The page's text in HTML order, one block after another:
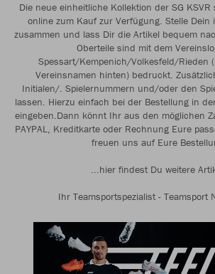
Die neue einheitliche Kollektion der SG
online zum Kauf zur Verfügung. Stelle Dein
zusammen und lass Dir die Artikel bequem
Oberteile sind mit dem
Spessart/Kempenich/Volkesfeld/Rieden
Vereinsnamen hinten) bedruckt.
Initialen/. Spielernummern und/oder den
lassen. Hierzu einfach bei der Bestellung in
eingeben.Dann könnt Ihr aus den möglichen
PAYPAL, Kreditkarte oder Rechnung Eure
freuen uns auf Eure
...hier findest Du weitere
Ihr Teamsportspezialist - Teamsport